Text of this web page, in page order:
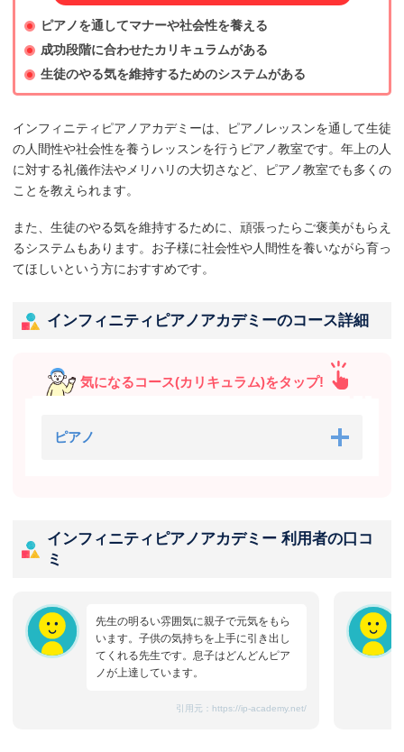
ピアノを通してマナーや社会性を養える
成功段階に合わせたカリキュラムがある
生徒のやる気を維持するためのシステムがある
インフィニティピアノアカデミーは、ピアノレッスンを通して生徒
の人間性や社会性を養うレッスンを行うピアノ教室です。年上の人
に対する礼儀作法やメリハリの大切さなど、ピアノ教室でも多くの
ことを教えられます。
また、生徒のやる気を維持するために、頑張ったらご褒美がもらえ
るシステムもあります。お子様に社会性や人間性を養いながら育っ
てほしいという方におすすめです。
インフィニティピアノアカデミーのコース詳細
気になるコース(カリキュラム)をタップ!
ピアノ
インフィニティピアノアカデミー 利用者の口コ
ミ
先生の明るい雰囲気に親子で元気をもら
います。子供の気持ちを上手に引き出し
てくれる先生です。息子はどんどんピア
ノが上達しています。
引用元： https://ip-academy.net/